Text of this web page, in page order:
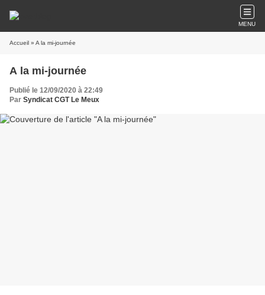
MENU
Accueil » A la mi-journée
A la mi-journée
Publié le 12/09/2020 à 22:49
Par Syndicat CGT Le Meux